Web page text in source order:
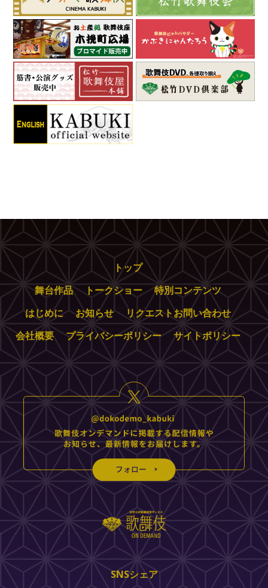
トップ
舞台作品
トークショー
特別コンテンツ
はじめに
お知らせ
リクエストお問い合わせ
会社概要
プライバシーポリシー サイトポリシー
SNSシェア